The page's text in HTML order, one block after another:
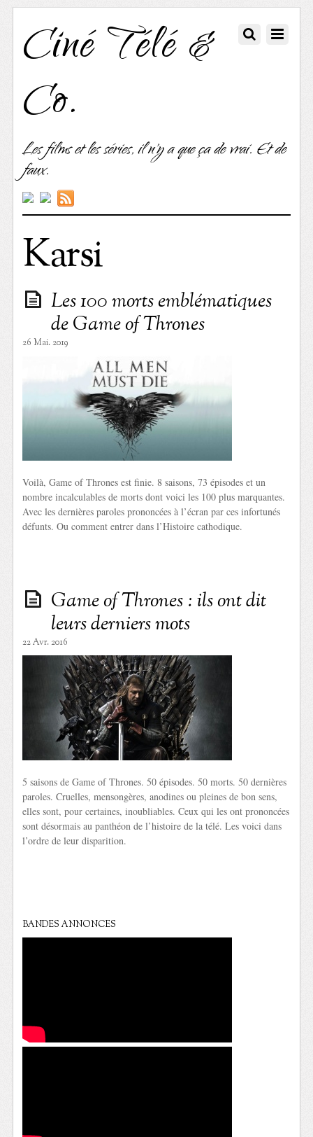
Ciné Télé &
Co.
Les films et les séries, il n'y a que ça de vrai. Et de
faux.
Karsi
Les 100 morts emblématiques
de Game of Thrones
26 Mai. 2019
Voilà, Game of Thrones est finie. 8 saisons, 73 épisodes et un
nombre incalculables de morts dont voici les 100 plus marquantes.
Avec les dernières paroles prononcées à l’écran par ces infortunés
défunts. Ou comment entrer dans l’Histoire cathodique.
Game of Thrones : ils ont dit
leurs derniers mots
22 Avr. 2016
5 saisons de Game of Thrones. 50 épisodes. 50 morts. 50 dernières
paroles. Cruelles, mensongères, anodines ou pleines de bon sens,
elles sont, pour certaines, inoubliables. Ceux qui les ont prononcées
sont désormais au panthéon de l’histoire de la télé. Les voici dans
l’ordre de leur disparition.
BANDES ANNONCES